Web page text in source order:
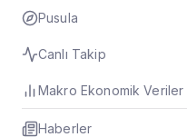
Pusula
Canlı Takip
Makro Ekonomik Veriler
Haberler